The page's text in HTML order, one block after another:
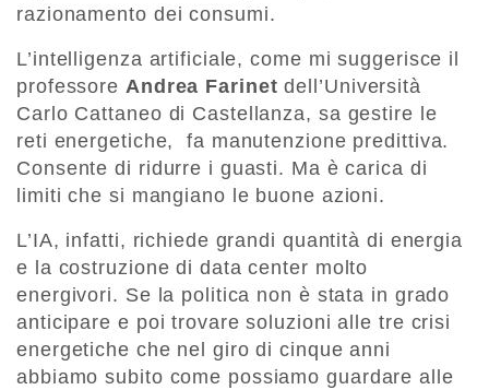
razionamento dei consumi.
L’intelligenza artificiale, come mi suggerisce il
professore Andrea Farinet dell’Università
Carlo Cattaneo di Castellanza, sa gestire le
reti energetiche, fa manutenzione predittiva.
Consente di ridurre i guasti. Ma è carica di
limiti che si mangiano le buone azioni.
L’IA, infatti, richiede grandi quantità di energia
e la costruzione di data center molto
energivori. Se la politica non è stata in grado
anticipare e poi trovare soluzioni alle tre crisi
energetiche che nel giro di cinque anni
abbiamo subito come possiamo guardare alle